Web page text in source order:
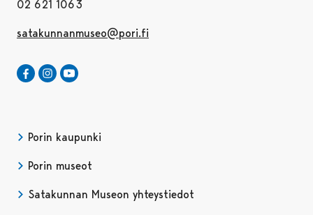
02 621 1063
satakunnanmuseo@pori.fi
Satakunnan Museo Facebookissa
Avautuu uudessa välilehdessä
Satakunnan Museo Instagrammissa
Avautuu uudessa välilehdessä
Porin kaupunki
Porin museot
Satakunnan Museon yhteystiedot